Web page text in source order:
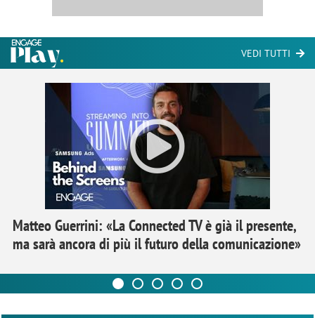
VEDI TUTTI
Matteo Guerrini: «La Connected TV è già il presente,
ma sarà ancora di più il futuro della comunicazione»